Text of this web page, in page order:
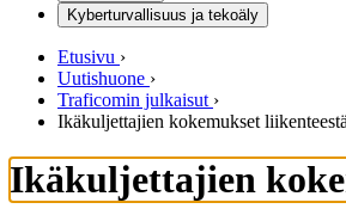
Kyberturvallisuus ja tekoäly
Etusivu ›
Uutishuone ›
Traficomin julkaisut ›
Ikäkuljettajien kokemukset
Ikäkuljettajien